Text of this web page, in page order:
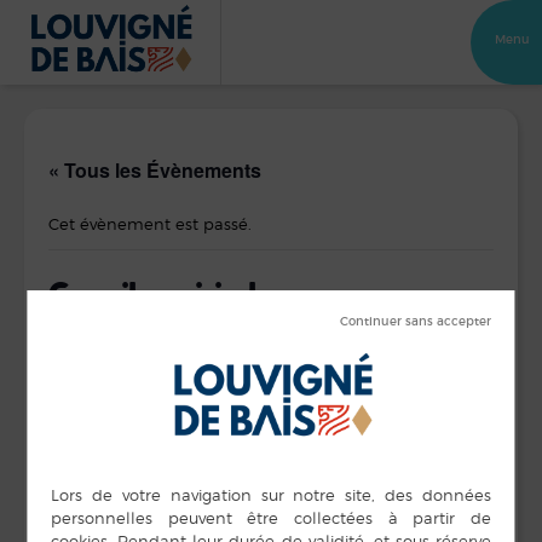
Menu
« Tous les Évènements
Cet évènement est passé.
Conseil municipal
Convocation et ordre du jour de la séance du 8 juilet 2025
DÉTAILS
Date :
LIEU
Salle Intermède